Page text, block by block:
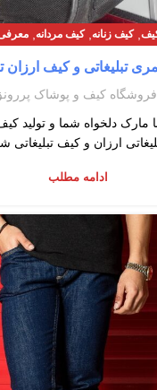
,کیف زنانه ,کیف مردانه
تبلیغاتی و کیف ارزان
فروشگاه کیف و پوشاک
مارک دلخواه شما و تولید
ارزان و کیف تبلیغاتی
ادامه مطلب